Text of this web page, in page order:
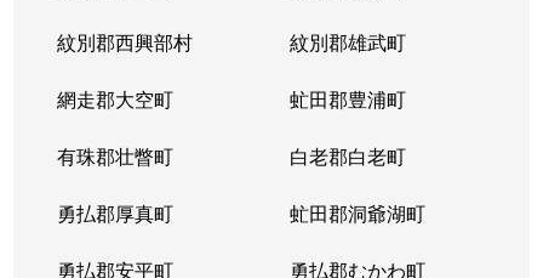
紋別郡西興部村 紋別郡雄武町
網走郡大空町 虻田郡豊浦町
有珠郡壮瞥町 白老郡白老町
勇払郡厚真町 虻田郡洞爺湖町
勇払郡安平町 勇払郡むかわ町